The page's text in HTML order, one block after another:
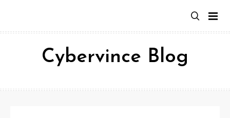
contenu
Cybervince Blog